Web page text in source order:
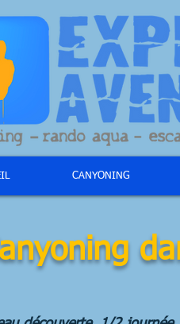
CANYONING